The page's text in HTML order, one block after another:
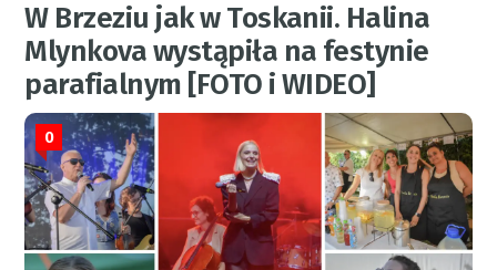
W Brzeziu jak w Toskanii. Halina
Mlynkova wystąpiła na festynie
parafialnym [FOTO i WIDEO]
0